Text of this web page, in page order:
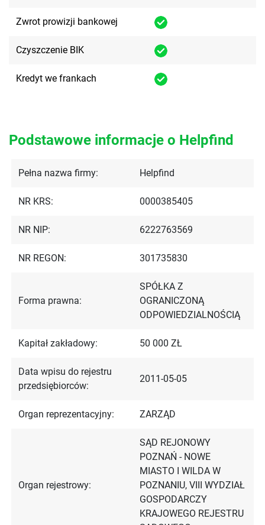
Zwrot prowizji bankowej
Czyszczenie BIK
Kredyt we frankach
Podstawowe informacje o Helpfind
Pełna nazwa firmy: Helpfind
NR KRS: 0000385405
NR NIP: 6222763569
NR REGON: 301735830
Forma prawna:
SPÓŁKA Z
OGRANICZONĄ
ODPOWIEDZIALNOŚCIĄ
Kapitał zakładowy: 50 000 ZŁ
Data wpisu do rejestru
przedsiębiorców:
2011-05-05
Organ reprezentacyjny: ZARZĄD
Organ rejestrowy:
SĄD REJONOWY
POZNAŃ - NOWE
MIASTO I WILDA W
POZNANIU, VIII WYDZIAŁ
GOSPODARCZY
KRAJOWEGO REJESTRU